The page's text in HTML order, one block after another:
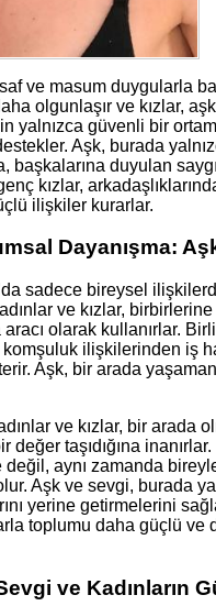
saf ve masum duygularla
olgunlaşır ve kızlar,
yalnızca güvenli bir
Aşk, burada
başkalarına duyulan
kızlar,
ilişkiler kurarlar.
Dayanışma:
sadece bireysel
ve kızlar,
olarak kullanırlar.
komşuluk ilişkilerinden iş
Aşk, bir arada
ve kızlar, bir arada
değer taşıdığına
aynı zamanda
Aşk ve sevgi, burada
yerine getirmelerini
toplumu daha güçlü ve
ve Kadınların